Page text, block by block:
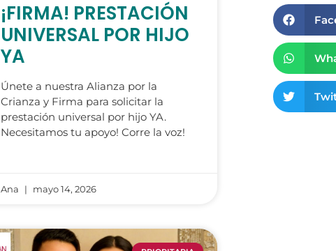
¡FIRMA! PRESTACIÓN
UNIVERSAL POR HIJO
YA
Únete a nuestra Alianza por la
Crianza y Firma para solicitar la
prestación universal por hijo YA.
Necesitamos tu apoyo! Corre la voz!
Ana mayo 14, 2026